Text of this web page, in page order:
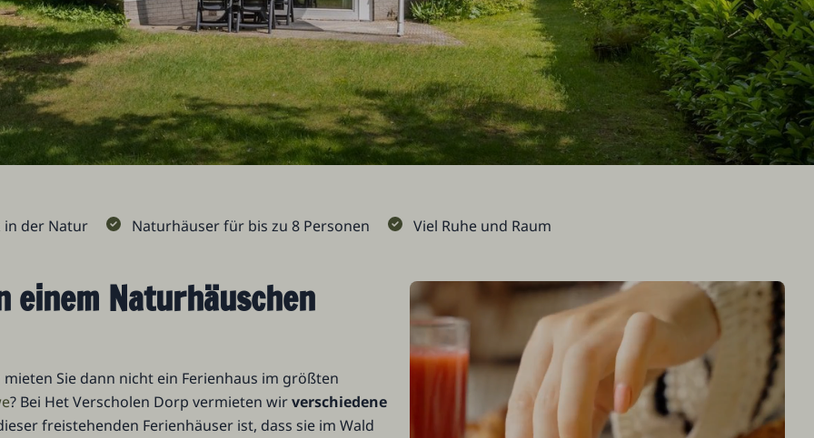
in der Natur Naturhäuser für bis zu 8 Personen Viel Ruhe und Raum
einem Naturhäuschen
mieten Sie dann nicht ein Ferienhaus im größten
? Bei Het Verscholen Dorp vermieten wirverschiedene
freistehenden Ferienhäuser ist, dass sie im Wald